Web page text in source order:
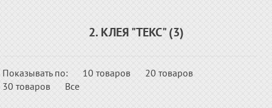
2. КЛЕЯ "ТЕКС" (3)
Показывать по: 10 товаров
20 товаров
30 товаров
Все